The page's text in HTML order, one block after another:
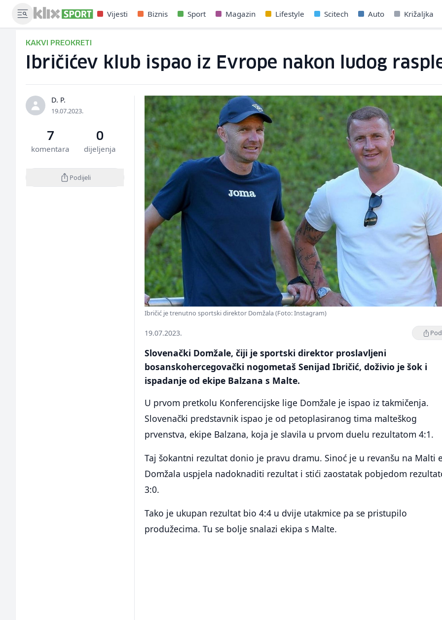
Vijesti Biznis Sport Magazin Lifestyle Scitech Auto Križaljka
KAKVI PREOKRETI
Ibričićev klub ispao iz Evrope nakon ludog
D. P.
19.07.2023.
7
komentara
0
dijeljenja
Podijeli
Ibričić je trenutno sportski direktor Domžala (Foto: Instagram)
19.07.2023.
Slovenački Domžale, čiji je sportski direktor proslavljeni
bosanskohercegovački nogometaš Senijad Ibričić, doživio je šok i
ispadanje od ekipe Balzana s Malte.
U prvom pretkolu Konferencijske lige Domžale je ispao iz takmičenja.
Slovenački predstavnik ispao je od petoplasiranog tima malteškog
prvenstva, ekipe Balzana, koja je slavila u prvom duelu rezultatom 4:1.
Taj šokantni rezultat donio je pravu dramu. Sinoć je u revanšu na Malti
Domžala uspjela nadoknaditi rezultat i stići zaostatak pobjedom
3:0.
Tako je ukupan rezultat bio 4:4 u dvije utakmice pa se pristupilo
produžecima. Tu se bolje snalazi ekipa s Malte.